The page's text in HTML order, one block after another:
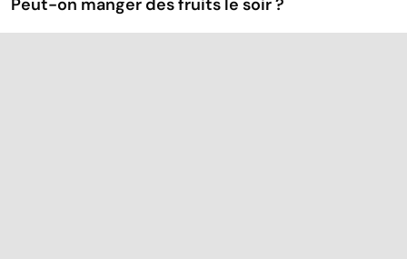
Peut-on manger des fruits le soir ?